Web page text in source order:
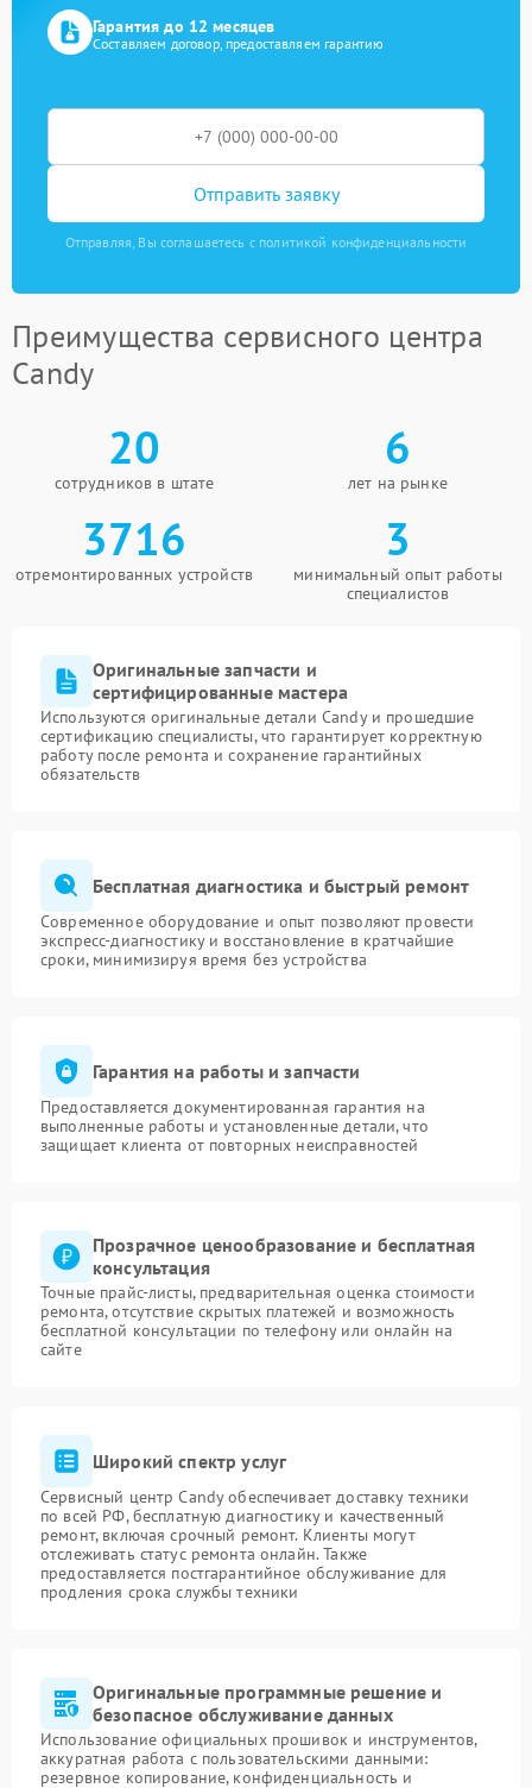
Гарантия до 12 месяцев
Составляем договор, предоставляем гарантию
Отправить заявку
Отправляя, Вы соглашаетесь с политикой конфиденциальности
Преимущества сервисного центра
Candy
20
сотрудников в штате
6
лет на рынке
3716
отремонтированных устройств
3
минимальный опыт работы
специалистов
Оригинальные запчасти и
сертифицированные мастера
Используются оригинальные детали Candy и прошедшие
сертификацию специалисты, что гарантирует корректную
работу после ремонта и сохранение гарантийных
обязательств
Бесплатная диагностика и быстрый ремонт
Современное оборудование и опыт позволяют провести
экспресс-диагностику и восстановление в кратчайшие
сроки, минимизируя время без устройства
Гарантия на работы и запчасти
Предоставляется документированная гарантия на
выполненные работы и установленные детали, что
защищает клиента от повторных неисправностей
Прозрачное ценообразование и бесплатная
консультация
Точные прайс-листы, предварительная оценка стоимости
ремонта, отсутствие скрытых платежей и возможность
бесплатной консультации по телефону или онлайн на
сайте
Широкий спектр услуг
Сервисный центр Candy обеспечивает доставку техники
по всей РФ, бесплатную диагностику и качественный
ремонт, включая срочный ремонт. Клиенты могут
отслеживать статус ремонта онлайн. Также
предоставляется постгарантийное обслуживание для
продления срока службы техники
Оригинальные программные решение и
безопасное обслуживание данных
Использование официальных прошивок и инструментов,
аккуратная работа с пользовательскими данными:
резервное копирование, конфиденциальность и